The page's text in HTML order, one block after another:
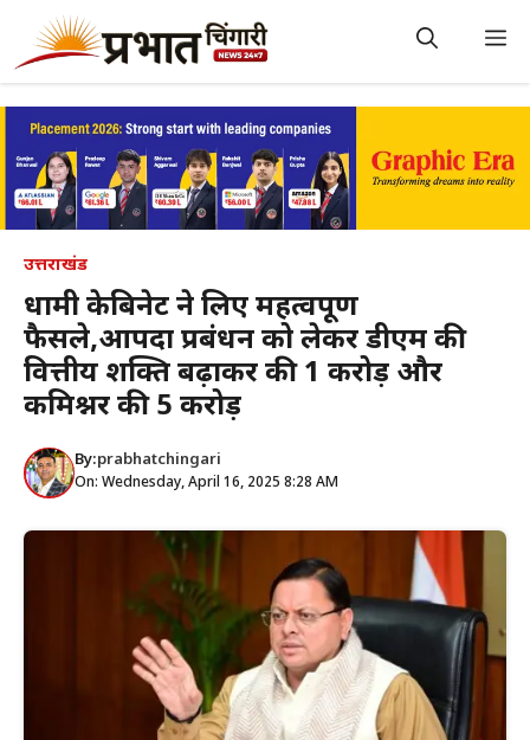
content
उत्तराखंड
धामी केबिनेट ने लिए महत्वपूर्ण
फैसले,आपदा प्रबंधन को लेकर डीएम की
वित्तीय शक्ति बढ़ाकर की 1 करोड़ और
कमिश्नर की 5 करोड़
By:prabhatchingari
On: Wednesday, April 16, 2025 8:28 AM